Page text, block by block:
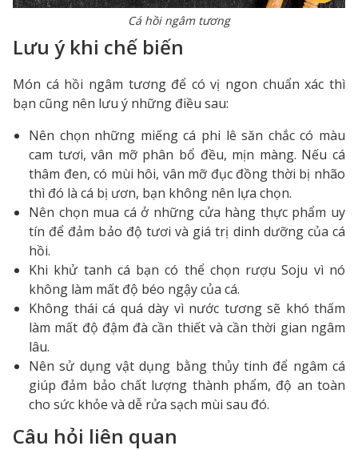
Cá hồi ngâm tương
Lưu ý khi chế biến
Món cá hồi ngâm tương để có vị ngon chuẩn xác thì
bạn cũng nên lưu ý những điều sau:
Nên chọn những miếng cá phi lê săn chắc có màu
cam tươi, vân mỡ phân bổ đều, mịn màng. Nếu cá
thâm đen, có mùi hôi, vân mỡ đục đồng thời bị nhão
thì đó là cá bị ươn, bạn không nên lựa chọn.
Nên chọn mua cá ở những cửa hàng thực phẩm uy
tín để đảm bảo độ tươi và giá trị dinh dưỡng của cá
hồi.
Khi khử tanh cá bạn có thể chọn rượu Soju vì nó
không làm mất độ béo ngậy của cá.
Không thái cá quá dày vì nước tương sẽ khó thấm
làm mất độ đậm đà cần thiết và cần thời gian ngâm
lâu.
Nên sử dụng vật dụng bằng thủy tinh để ngâm cá
giúp đảm bảo chất lượng thành phẩm, độ an toàn
cho sức khỏe và dễ rửa sạch mùi sau đó.
Câu hỏi liên quan